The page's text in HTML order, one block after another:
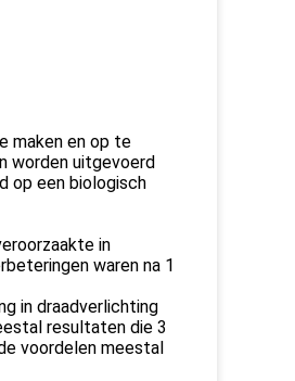
maken en op te
worden uitgevoerd
op een biologisch
in
waren na 1
in draadverlichting
resultaten die 3
voordelen meestal